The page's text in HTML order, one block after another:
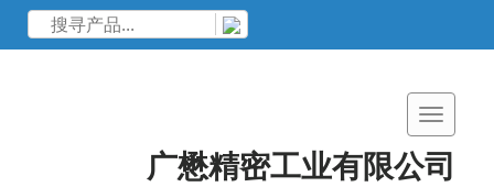
广懋精密工业有限公司